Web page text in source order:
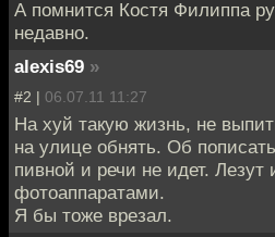
А помнится Костя Филиппа
недавно.
alexis69 »
#2 | 06.07.11 11:27
На хуй такую жизнь, не
на улице обнять. Об
пивной и речи не идет. Лезут
фотоаппаратами.
Я бы тоже врезал.